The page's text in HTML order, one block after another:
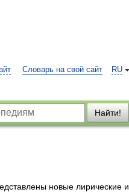
RU
Словарь на свой сайт
Найти!
новые лирические и